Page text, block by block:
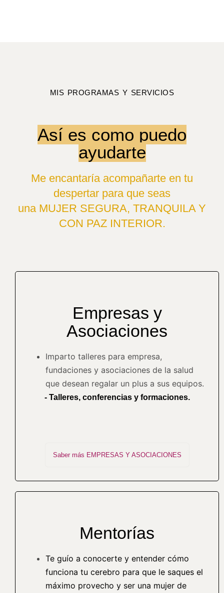
MIS PROGRAMAS Y SERVICIOS
Así es como puedo
ayudarte
Me encantaría acompañarte en tu
despertar para que seas
una MUJER SEGURA, TRANQUILA Y
CON PAZ INTERIOR.
Empresas y
Asociaciones
Imparto talleres para empresa,
fundaciones y asociaciones de la salud
que desean regalar un plus a sus equipos.
- Talleres, conferencias y formaciones.
Saber más EMPRESAS Y ASOCIACIONES
Mentorías
Te guío a conocerte y entender cómo
funciona tu cerebro para que le saques el
máximo provecho y ser una mujer de